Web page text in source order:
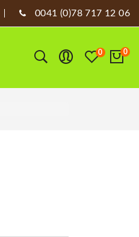
0041 (0)78 717 12 06
0 0